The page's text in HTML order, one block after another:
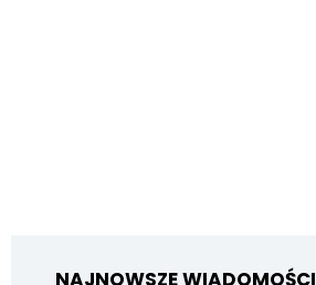
NAJNOWSZE WIADOMOŚCI